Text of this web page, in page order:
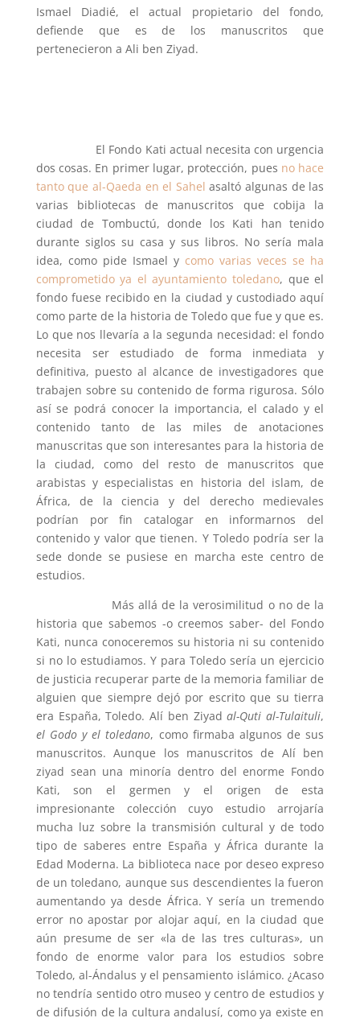
Ismael Diadié, el actual propietario del fondo,
defiende que es de los manuscritos que
pertenecieron a Ali ben Ziyad.
El Fondo Kati actual necesita con urgencia
dos cosas. En primer lugar, protección, pues no hace
tanto que al-Qaeda en el Sahel asaltó algunas de las
varias bibliotecas de manuscritos que cobija la
ciudad de Tombuctú, donde los Kati han tenido
durante siglos su casa y sus libros. No sería mala
idea, como pide Ismael y como varias veces se ha
comprometido ya el ayuntamiento toledano, que el
fondo fuese recibido en la ciudad y custodiado aquí
como parte de la historia de Toledo que fue y que es.
Lo que nos llevaría a la segunda necesidad: el fondo
necesita ser estudiado de forma inmediata y
definitiva, puesto al alcance de investigadores que
trabajen sobre su contenido de forma rigurosa. Sólo
así se podrá conocer la importancia, el calado y el
contenido tanto de las miles de anotaciones
manuscritas que son interesantes para la historia de
la ciudad, como del resto de manuscritos que
arabistas y especialistas en historia del islam, de
África, de la ciencia y del derecho medievales
podrían por fin catalogar en informarnos del
contenido y valor que tienen. Y Toledo podría ser la
sede donde se pusiese en marcha este centro de
estudios.
Más allá de la verosimilitud o no de la
historia que sabemos -o creemos saber- del Fondo
Kati, nunca conoceremos su historia ni su contenido
si no lo estudiamos. Y para Toledo sería un ejercicio
de justicia recuperar parte de la memoria familiar de
alguien que siempre dejó por escrito que su tierra
era España, Toledo. Alí ben Ziyadal-Quti al-Tulaituli,
el Godo y el toledano, como firmaba algunos de sus
manuscritos. Aunque los manuscritos de Alí ben
ziyad sean una minoría dentro del enorme Fondo
Kati, son el germen y el origen de esta
impresionante colección cuyo estudio arrojaría
mucha luz sobre la transmisión cultural y de todo
tipo de saberes entre España y África durante la
Edad Moderna. La biblioteca nace por deseo expreso
de un toledano, aunque sus descendientes la fueron
aumentando ya desde África. Y sería un tremendo
error no apostar por alojar aquí, en la ciudad que
aún presume de ser «la de las tres culturas», un
fondo de enorme valor para los estudios sobre
Toledo, al-Ándalus y el pensamiento islámico. ¿Acaso
no tendría sentido otro museo y centro de estudios y
de difusión de la cultura andalusí, como ya existe en